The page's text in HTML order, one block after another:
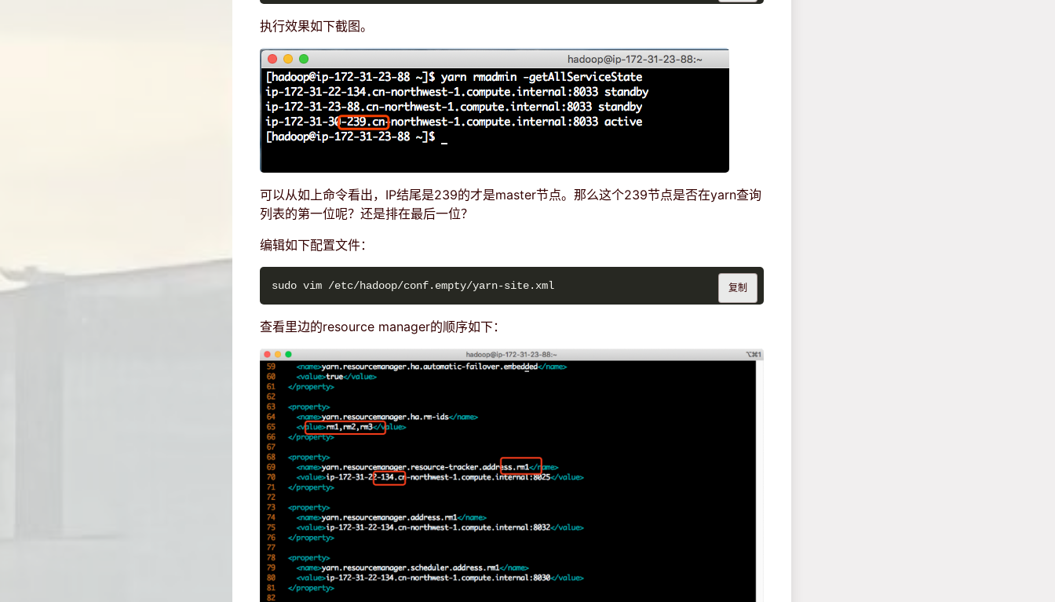
执行效果如下截图。
可以从如上命令看出，IP结尾是239的才是master节点。那么这个239节点是否在yarn查询
列表的第一位呢？还是排在最后一位？
编辑如下配置文件：
sudo vim /etc/hadoop/conf.empty/yarn-site.xml 复制
查看里边的resource manager的顺序如下：